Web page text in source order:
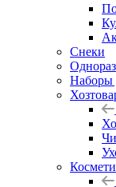
Снеки
Наборы